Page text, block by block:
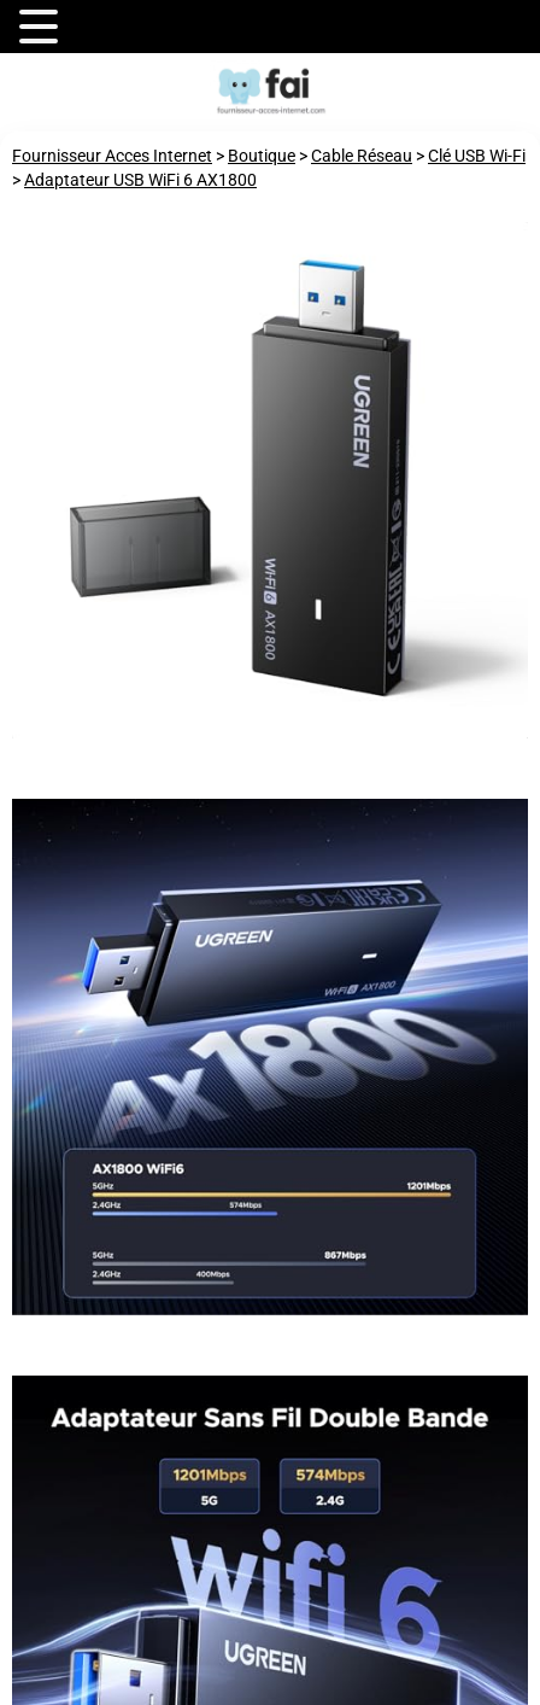
Fournisseur Acces Internet > Boutique >Cable Réseau >Clé USB Wi-Fi
>Adaptateur USB WiFi 6 AX1800